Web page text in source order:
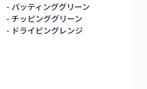
- パッティンググリーン
- チッピンググリーン
- ドライビングレンジ